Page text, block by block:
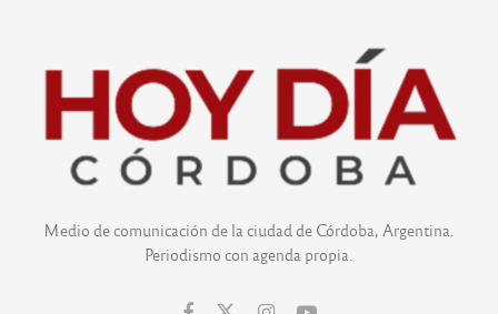
Medio de comunicación de la ciudad de Córdoba, Argentina.
Periodismo con agenda propia.